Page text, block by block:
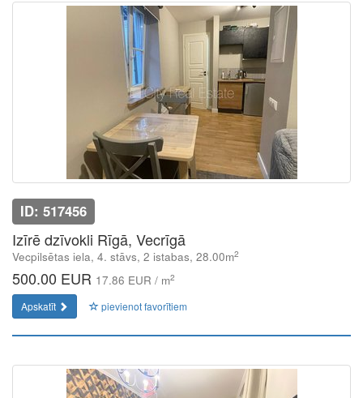
ID: 517456
Izīrē dzīvokli Rīgā, Vecrīgā
Vecpilsētas iela, 4. stāvs, 2 istabas, 28.00m2
500.00 EUR 17.86 EUR / m2
Apskatīt pievienot favorītiem